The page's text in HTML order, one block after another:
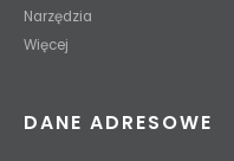
Narzędzia
Więcej
DANE ADRESOWE